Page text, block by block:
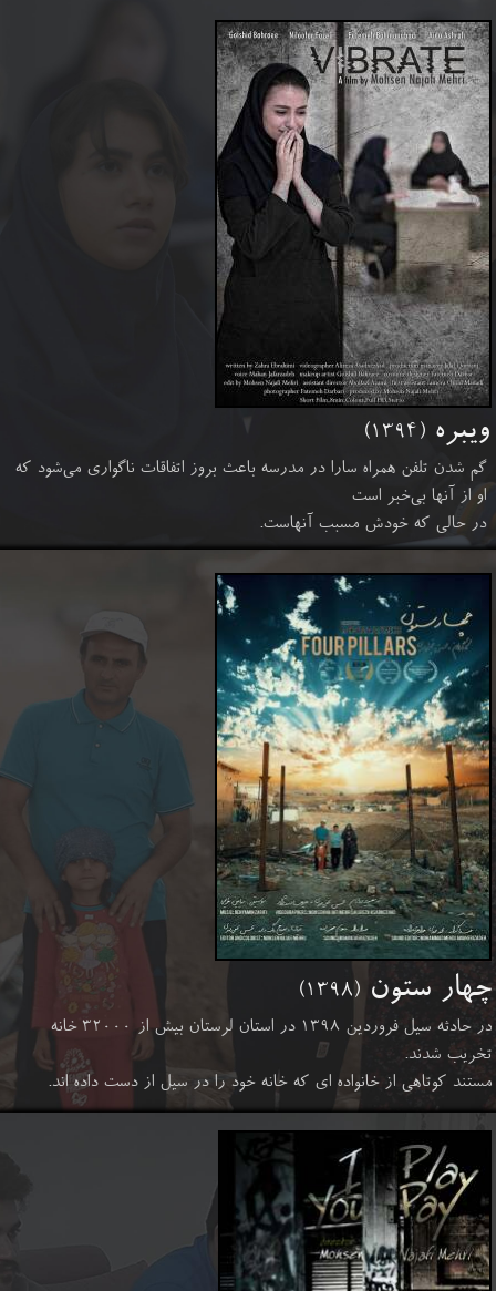
ویبره (۱۳۹۴)
گم شدن تلفن همراه سارا در مدرسه باعث بروز اتفاقات ناگواری می‌شود که
او از آنها بی‌خبر است
در حالی که خودش مسبب آنهاست.
چهار ستون (۱۳۹۸)
در حادثه سیل فروردین ۱۳۹۸ در استان لرستان بیش از ۳۲۰۰۰ خانه
تخریب شدند.
​​​​​​​مستند کوتاهی از خانواده ای که خانه خود را در سیل از دست داده اند.